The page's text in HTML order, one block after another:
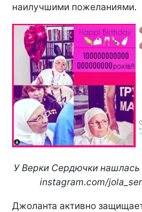
наилучшими пожеланиями.
У Верки Сердючки нашлась
instagram.com/
Джоланта активно